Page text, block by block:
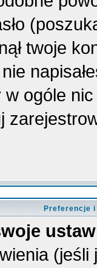
twoje
ogóle
Preferencje